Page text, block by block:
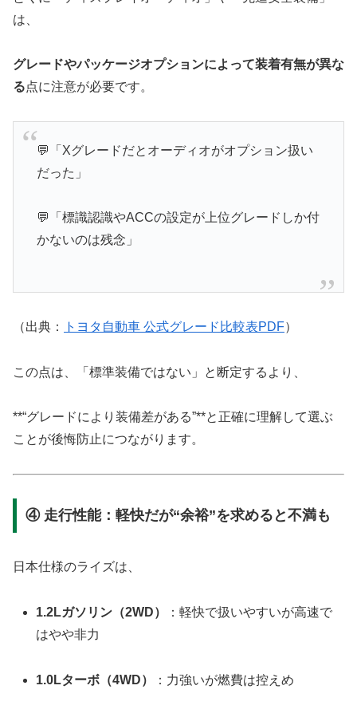
は、
グレードやパッケージオプションによって装着有無が異な
る点に注意が必要です。
💬「Xグレードだとオーディオがオプション扱い
だった」
💬「標識認識やACCの設定が上位グレードしか付
かないのは残念」
（出典： トヨタ自動車 公式グレード比較表PDF）
この点は、「標準装備ではない」と断定するより、
**“グレードにより装備差がある”**と正確に理解して選ぶ
ことが後悔防止につながります。
④ 走行性能：軽快だが“余裕”を求めると不満も
日本仕様のライズは、
1.2Lガソリン（2WD）
：軽快で扱いやすいが高速で
はやや非力
1.0Lターボ（4WD） ：力強いが燃費は控えめ